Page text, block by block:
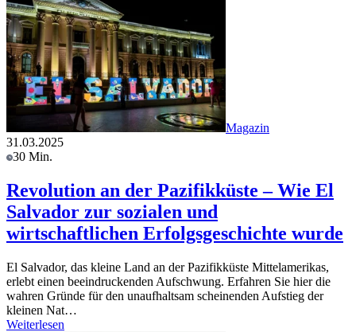
Magazin
31.03.2025
30 Min.
Revolution an der Pazifikküste – Wie El
Salvador zur sozialen und
wirtschaftlichen Erfolgsgeschichte wurde
El Salvador, das kleine Land an der Pazifikküste Mittelamerikas,
erlebt einen beeindruckenden Aufschwung. Erfahren Sie hier die
wahren Gründe für den unaufhaltsam scheinenden Aufstieg der
kleinen Nat…
Weiterlesen